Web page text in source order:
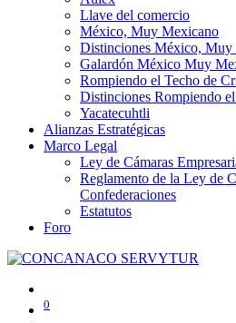
Llave del comercio
México, Muy Mexicano
Distinciones México, Muy
Galardón México Muy
Rompiendo el Techo de
Distinciones Rompiendo
Yacatecuhtli
Alianzas Estratégicas
Marco Legal
Ley de Cámaras
Reglamento de la Ley de
Confederaciones
Estatutos
Foro
0